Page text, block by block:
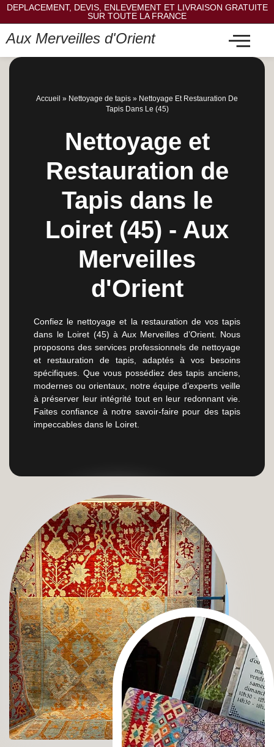
DEPLACEMENT, DEVIS, ENLEVEMENT ET LIVRAISON GRATUITE
SUR TOUTE LA FRANCE
Aux Merveilles d'Orient
Accueil » Nettoyage de tapis » Nettoyage Et Restauration De
Tapis Dans Le (45)
Nettoyage et
Restauration de
Tapis dans le
Loiret (45) - Aux
Merveilles
d'Orient
Confiez le nettoyage et la restauration de vos tapis
dans le Loiret (45) à Aux Merveilles d’Orient. Nous
proposons des services professionnels de nettoyage
et restauration de tapis, adaptés à vos besoins
spécifiques. Que vous possédiez des tapis anciens,
modernes ou orientaux, notre équipe d’experts veille
à préserver leur intégrité tout en leur redonnant vie.
Faites confiance à notre savoir-faire pour des tapis
impeccables dans le Loiret.